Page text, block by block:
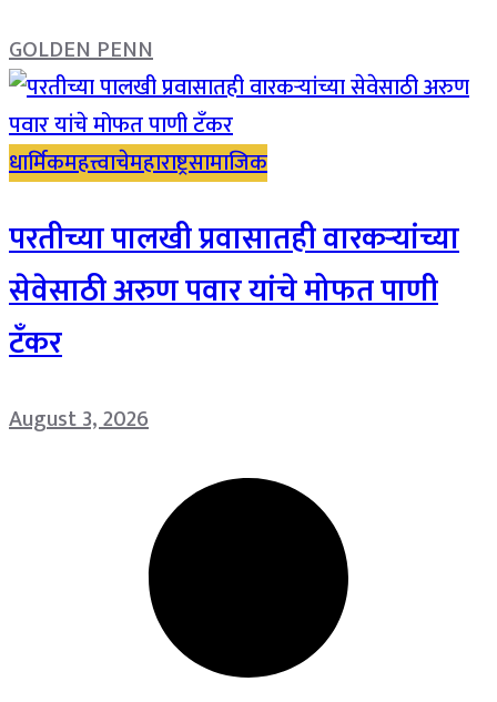
GOLDEN PENN
धार्मिकमहत्त्वाचेमहाराष्ट्रसामाजिक
परतीच्या पालखी प्रवासातही वारकऱ्यांच्या
सेवेसाठी अरुण पवार यांचे मोफत पाणी
टँकर
August 3, 2026